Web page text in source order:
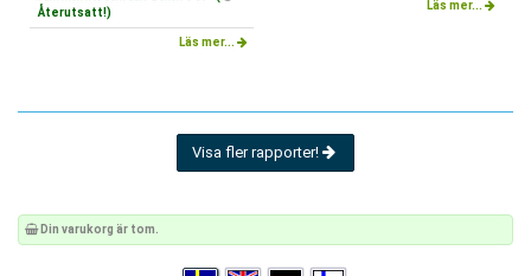
Återutsatt!)
Läs mer...
Läs mer...
Visa fler rapporter!
Din varukorg är tom.